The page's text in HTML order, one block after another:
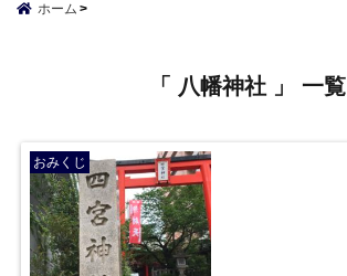
ホーム
「 八幡神社 」 一覧
おみくじ